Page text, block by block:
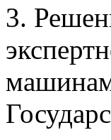
3.